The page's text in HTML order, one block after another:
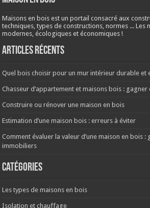
Maisons en bois est un portail consacré aux
techniques, types de constructions, normes ... Les
modernes, écologiques et économiques !
Articles récents
Quel bois choisir pour un mur intérieur durable et
Chasseur d’appartement et maisons bois : gagner
Construire ou rénover une maison en bois
Estimation d’une maison bois : erreurs à éviter
Comment évaluer la valeur d’une maison en bois
immobiliers
Catégories
Les types de maisons en bois
Isolation et chauffage